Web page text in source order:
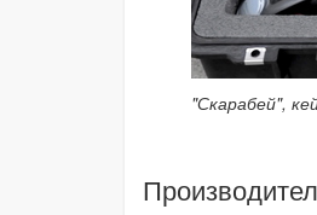
"Скарабей",